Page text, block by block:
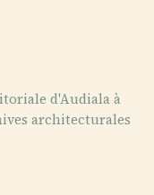
d'Audiala à
architecturales